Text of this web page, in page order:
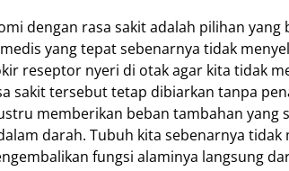
dengan rasa sakit adalah pilihan
yang tepat sebenarnya tidak
reseptor nyeri di otak agar kita tidak
sakit tersebut tetap dibiarkan tanpa
memberikan beban tambahan
darah. Tubuh kita sebenarnya
fungsi alaminya langsung